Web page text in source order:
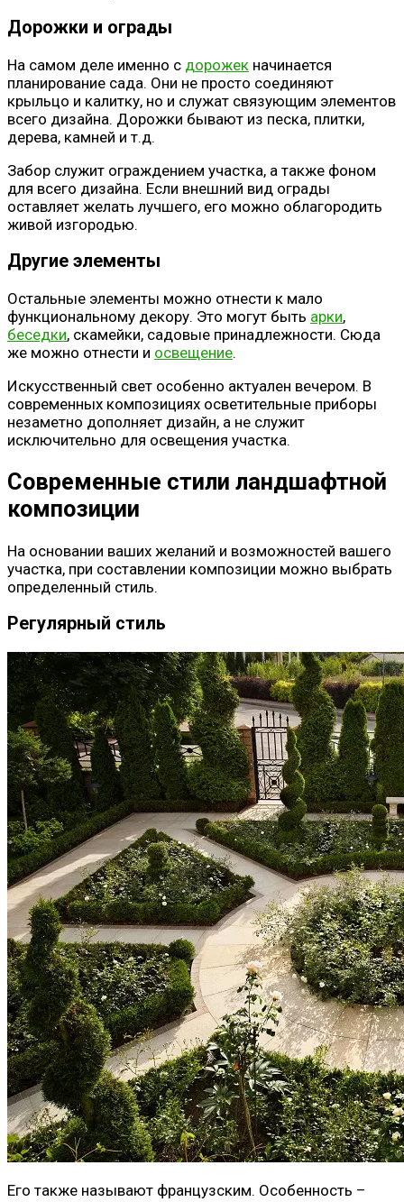
Дорожки и ограды
На самом деле именно с дорожек начинается
планирование сада. Они не просто соединяют
крыльцо и калитку, но и служат связующим элементов
всего дизайна. Дорожки бывают из песка, плитки,
дерева, камней и т.д.
Забор служит ограждением участка, а также фоном
для всего дизайна. Если внешний вид ограды
оставляет желать лучшего, его можно облагородить
живой изгородью.
Другие элементы
Остальные элементы можно отнести к мало
функциональному декору. Это могут быть арки,
беседки, скамейки, садовые принадлежности. Сюда
же можно отнести и освещение.
Искусственный свет особенно актуален вечером. В
современных композициях осветительные приборы
незаметно дополняет дизайн, а не служит
исключительно для освещения участка.
Современные стили ландшафтной
композиции
На основании ваших желаний и возможностей вашего
участка, при составлении композиции можно выбрать
определенный стиль.
Регулярный стиль
Его также называют французским. Особенность –